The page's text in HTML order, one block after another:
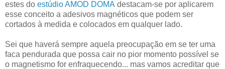
estes do estúdio AMOD DOMA destacam-se por aplicarem
esse conceito a adesivos magnéticos que podem ser
cortados à medida e colocados em qualquer lado.
Sei que haverá sempre aquela preocupação em se ter uma
faca pendurada que possa cair no pior momento possível se
o magnetismo for enfraquecendo... mas vamos acreditar que